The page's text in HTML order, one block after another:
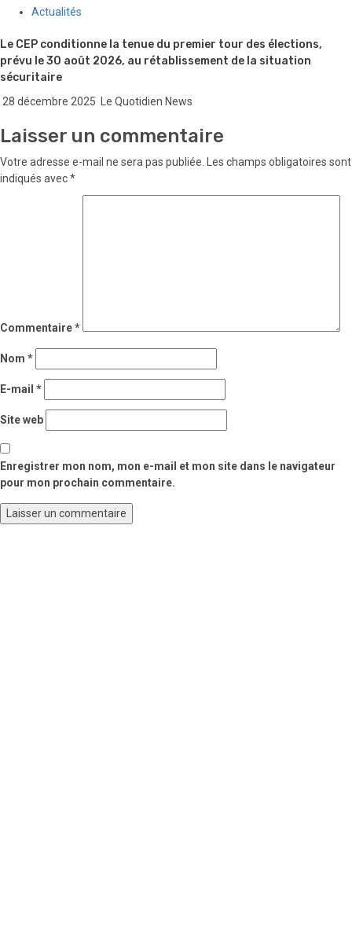
Actualités
Le CEP conditionne la tenue du premier tour des élections,
prévu le 30 août 2026, au rétablissement de la situation
sécuritaire
28 décembre 2025 Le Quotidien News
Laisser un commentaire
Votre adresse e-mail ne sera pas publiée.
Les champs obligatoires sont
indiqués avec*
Commentaire*
Nom *
E-mail *
Site web
Enregistrer mon nom, mon e-mail et mon site dans le navigateur
pour mon prochain commentaire.